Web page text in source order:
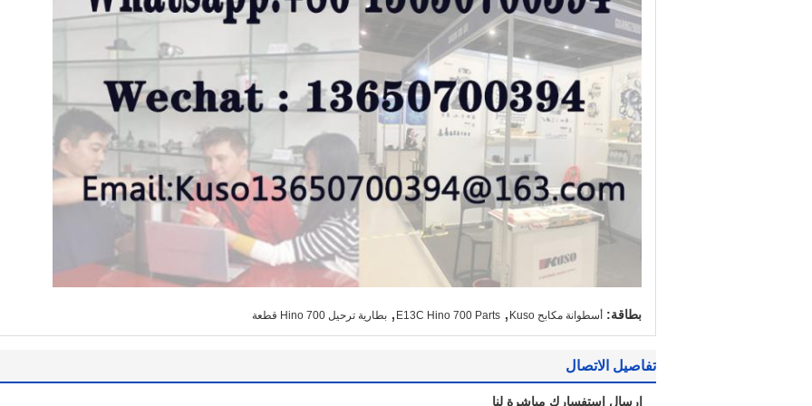
بطاقة: أسطوانة مكابح Kuso ,
E13C Hino 700 Parts
, بطارية ترحيل Hino 700 قطعة
تفاصيل الاتصال
إرسال استفسارك مباشرة لنا